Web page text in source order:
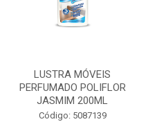
LUSTRA MÓVEIS
PERFUMADO POLIFLOR
JASMIM 200ML
Código: 5087139